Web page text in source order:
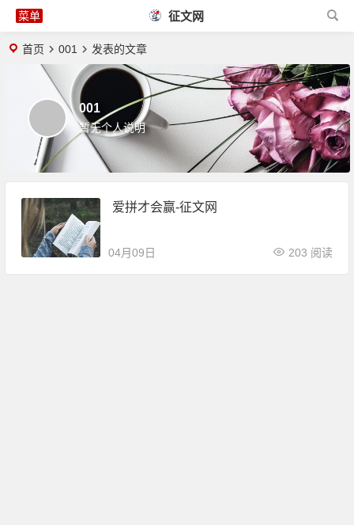
征文网
首页 001 发表的文章
001
暂无个人说明
爱拼才会赢-征文网
04月09日 203 阅读